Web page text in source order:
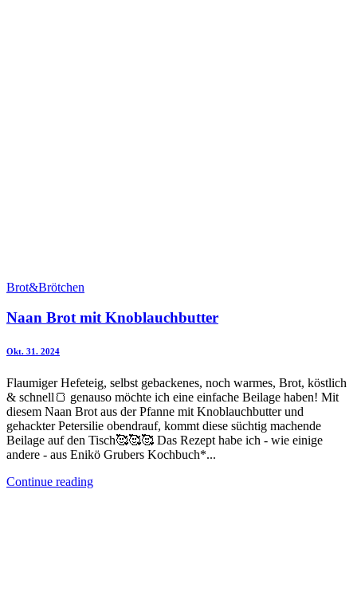
Brot&Brötchen
Naan Brot mit Knoblauchbutter
Okt. 31. 2024
Flaumiger Hefeteig, selbst gebackenes, noch warmes, Brot, köstlich
& schnell🍞 genauso möchte ich eine einfache Beilage haben! Mit
diesem Naan Brot aus der Pfanne mit Knoblauchbutter und
gehackter Petersilie obendrauf, kommt diese süchtig machende
Beilage auf den Tisch🥰🥰🥰 Das Rezept habe ich - wie einige
andere - aus Enikö Grubers Kochbuch*...
Continue reading